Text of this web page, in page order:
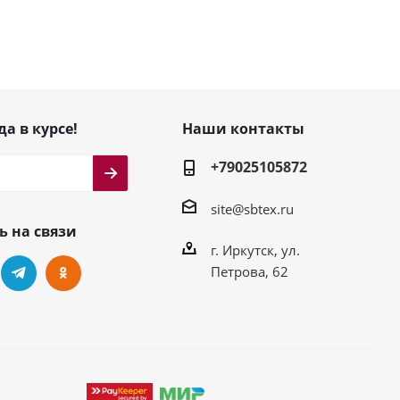
в курсе!
на связи
Наши контакты
+79025105872
site@sbtex.ru
г. Иркутск, ул.
Петрова, 62